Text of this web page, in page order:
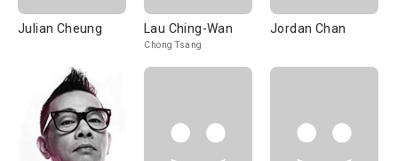
Julian Cheung Lau Ching-Wan
Chong Tsang
Jordan Chan